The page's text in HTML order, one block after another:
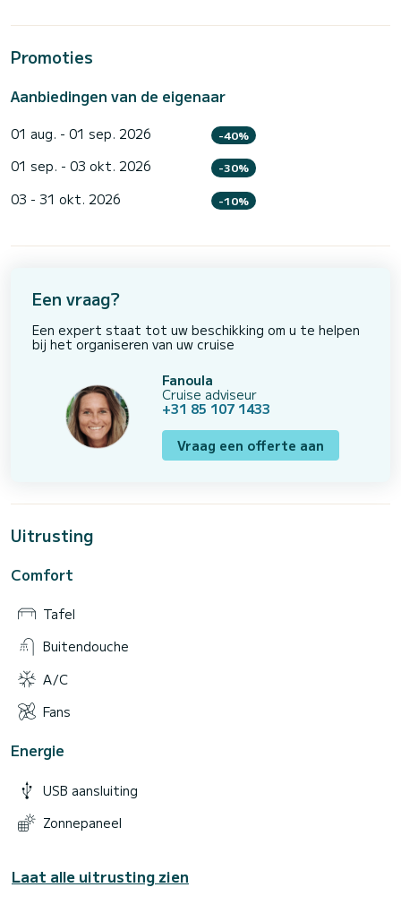
Promoties
Aanbiedingen van de eigenaar
01 aug. - 01 sep. 2026 -40%
01 sep. - 03 okt. 2026 -30%
03 - 31 okt. 2026 -10%
Een vraag?
Een expert staat tot uw beschikking om u te helpen
bij het organiseren van uw cruise
Fanoula
Cruise adviseur
+31 85 107 1433
Vraag een offerte aan
Uitrusting
Comfort
Tafel
Buitendouche
A/C
Fans
Energie
USB aansluiting
Zonnepaneel
Laat alle uitrusting zien